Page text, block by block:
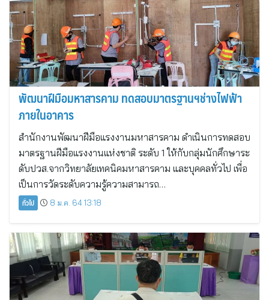
พัฒนาฝีมือมหาสารคาม ทดสอบมาตรฐานฯช่างไฟฟ้า
ภายในอาคาร
สำนักงานพัฒนาฝีมือแรงงานมหาสารคาม ดำเนินการทดสอบ
มาตรฐานฝีมือแรงงานแห่งชาติ ระดับ 1 ให้กับกลุ่มนักศึกษาระ
ดับปวส.จากวิทยาลัยเทคนิคมหาสารคาม และบุคคลทั่วไป เพื่อ
เป็นการวัดระดับความรู้ความสามารถ…
ทั่วไป 8 ม.ค. 64 13:18